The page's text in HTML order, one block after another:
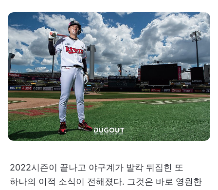
2022시즌이 끝나고 야구계가 발칵 뒤집힌 또
하나의 이적 소식이 전해졌다. 그것은 바로 영원한